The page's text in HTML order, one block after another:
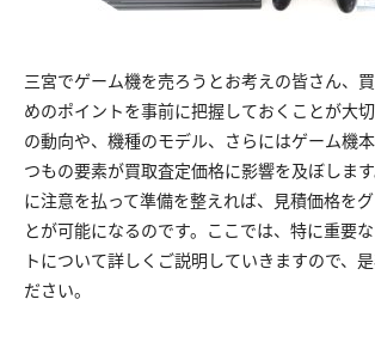
三宮でゲーム機を売ろうとお考えの皆さん、
めのポイントを事前に把握しておくことが大
の動向や、機種のモデル、さらにはゲーム機
つもの要素が買取査定価格に影響を及ぼしま
に注意を払って準備を整えれば、見積価格を
とが可能になるのです。ここでは、特に重要
トについて詳しくご説明していきますので、
ださい。